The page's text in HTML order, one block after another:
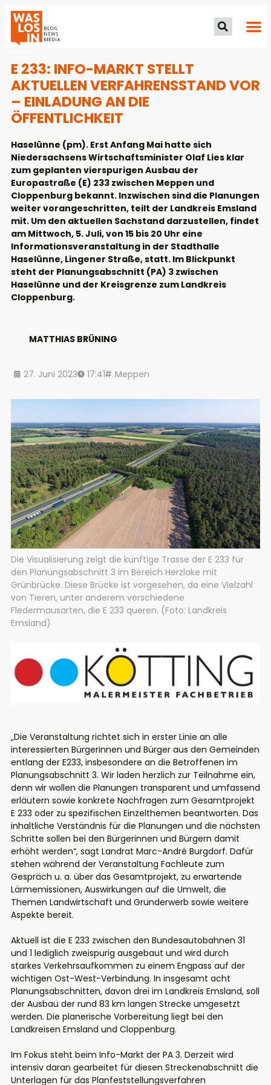
E 233: INFO-MARKT STELLT
AKTUELLEN VERFAHRENSSTAND VOR
– EINLADUNG AN DIE
ÖFFENTLICHKEIT
Haselünne (pm). Erst Anfang Mai hatte sich
Niedersachsens Wirtschaftsminister Olaf Lies klar
zum geplanten vierspurigen Ausbau der
Europastraße (E) 233 zwischen Meppen und
Cloppenburg bekannt. Inzwischen sind die Planungen
weiter vorangeschritten, teilt der Landkreis Emsland
mit. Um den aktuellen Sachstand darzustellen, findet
am Mittwoch, 5. Juli, von 15 bis 20 Uhr eine
Informationsveranstaltung in der Stadthalle
Haselünne, Lingener Straße, statt. Im Blickpunkt
steht der Planungsabschnitt (PA) 3 zwischen
Haselünne und der Kreisgrenze zum Landkreis
Cloppenburg.
MATTHIAS BRÜNING
27. Juni 2023 17:41 Meppen
Die Visualisierung zeigt die künftige Trasse der E 233 für
den Planungsabschnitt 3 im Bereich Herzlake mit
Grünbrücke. Diese Brücke ist vorgesehen, da eine Vielzahl
von Tieren, unter anderem verschiedene
Fledermausarten, die E 233 queren. (Foto: Landkreis
Emsland)
„Die Veranstaltung richtet sich in erster Linie an alle
interessierten Bürgerinnen und Bürger aus den Gemeinden
entlang der E233, insbesondere an die Betroffenen im
Planungsabschnitt 3. Wir laden herzlich zur Teilnahme ein,
denn wir wollen die Planungen transparent und umfassend
erläutern sowie konkrete Nachfragen zum Gesamtprojekt
E 233 oder zu spezifischen Einzelthemen beantworten. Das
inhaltliche Verständnis für die Planungen und die nächsten
Schritte sollen bei den Bürgerinnen und Bürgern damit
erhöht werden“, sagt Landrat Marc-André Burgdorf. Dafür
stehen während der Veranstaltung Fachleute zum
Gespräch u. a. über das Gesamtprojekt, zu erwartende
Lärmemissionen, Auswirkungen auf die Umwelt, die
Themen Landwirtschaft und Grunderwerb sowie weitere
Aspekte bereit.
Aktuell ist die E 233 zwischen den Bundesautobahnen 31
und 1 lediglich zweispurig ausgebaut und wird durch
starkes Verkehrsaufkommen zu einem Engpass auf der
wichtigen Ost-West-Verbindung. In insgesamt acht
Planungsabschnitten, davon drei im Landkreis Emsland, soll
der Ausbau der rund 83 km langen Strecke umgesetzt
werden. Die planerische Vorbereitung liegt bei den
Landkreisen Emsland und Cloppenburg.
Im Fokus steht beim Info-Markt der PA 3. Derzeit wird
intensiv daran gearbeitet für diesen Streckenabschnitt die
Unterlagen für das Planfeststellungsverfahren